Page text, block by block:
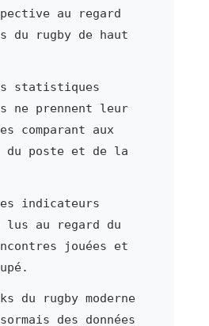
au regard
du rugby de haut
statistiques
ne prennent leur
comparant aux
poste et de la
indicateurs
au regard du
jouées et
du rugby moderne
des données